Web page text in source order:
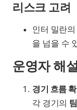
리스크 고려
인터 밀란의
을 넘을 수
운영자 해
경기 흐름
각 경기의